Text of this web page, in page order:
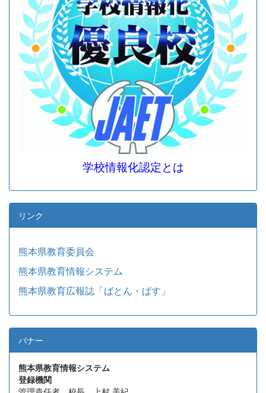
学校情報化認定とは
リンク
熊本県教育委員会
熊本県教育情報システム
熊本県教育広報誌「ばとん・ぱす」
バナー
熊本県教育情報システム
登録機関